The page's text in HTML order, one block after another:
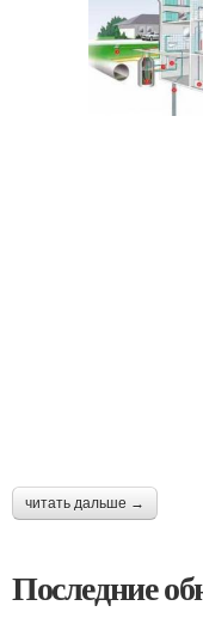
читать дальше →
Последние